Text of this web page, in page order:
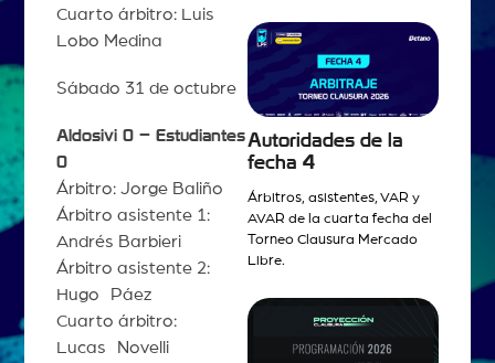
Cuarto árbitro: Luis
Lobo Medina
Sábado 31 de octubre
Aldosivi 0 – Estudiantes
0
Árbitro: Jorge Baliño
Árbitro asistente 1:
Andrés Barbieri
Árbitro asistente 2:
Hugo Páez
Cuarto árbitro:
Lucas Novelli
Autoridades de la
fecha 4
Árbitros, asistentes, VAR y
AVAR de la cuarta fecha del
Torneo Clausura Mercado
Libre.